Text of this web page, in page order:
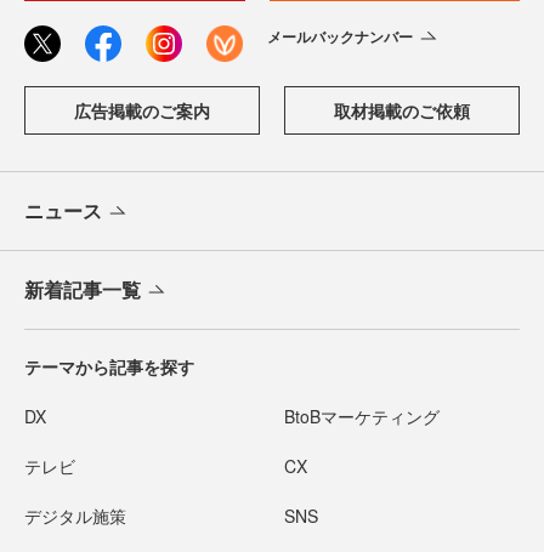
メールバックナンバー
広告掲載のご案内 取材掲載のご依頼
ニュース
新着記事一覧
テーマから記事を探す
DX BtoBマーケティング
テレビ CX
デジタル施策 SNS